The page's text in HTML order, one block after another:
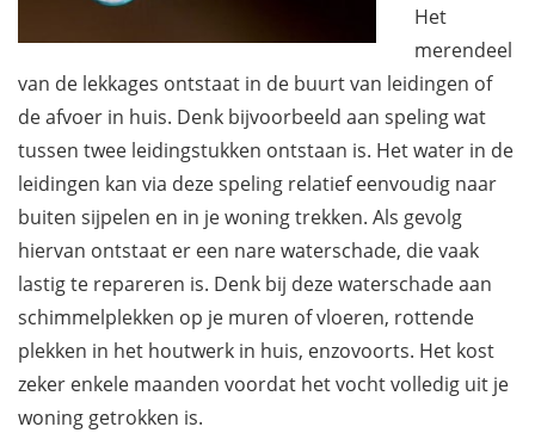
Het
merendeel
van de lekkages ontstaat in de buurt van leidingen of
de afvoer in huis. Denk bijvoorbeeld aan speling wat
tussen twee leidingstukken ontstaan is. Het water in de
leidingen kan via deze speling relatief eenvoudig naar
buiten sijpelen en in je woning trekken. Als gevolg
hiervan ontstaat er een nare waterschade, die vaak
lastig te repareren is. Denk bij deze waterschade aan
schimmelplekken op je muren of vloeren, rottende
plekken in het houtwerk in huis, enzovoorts. Het kost
zeker enkele maanden voordat het vocht volledig uit je
woning getrokken is.